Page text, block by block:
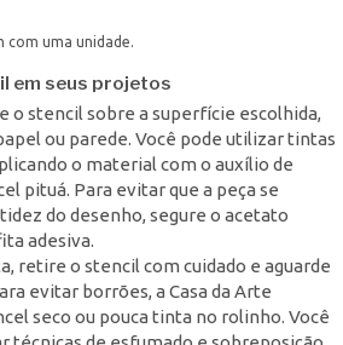
com uma unidade.
em seus projetos
o stencil sobre a superfície escolhida,
ou parede. Você pode utilizar tintas
o material com o auxílio de
pituá. Para evitar que a peça se
do desenho, segure o acetato
adesiva.
retire o stencil com cuidado e aguarde
evitar borrões, a Casa da Arte
seco ou pouca tinta no rolinho. Você